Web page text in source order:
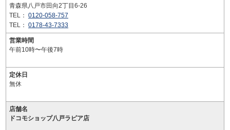
青森県八戸市田向2丁目6-26
TEL： 0120-058-757
TEL： 0178-43-7333
営業時間
午前10時〜午後7時
定休日
無休
店舗名
ドコモショップ八戸ラピア店